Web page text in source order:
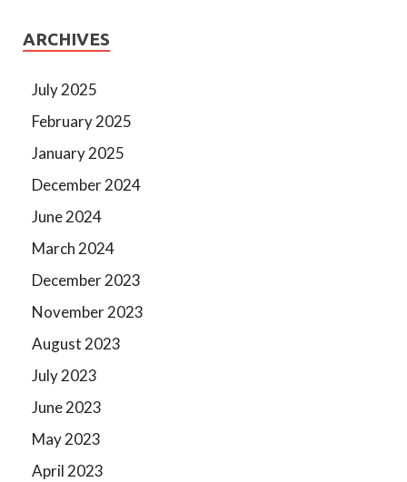
ARCHIVES
July 2025
February 2025
January 2025
December 2024
June 2024
March 2024
December 2023
November 2023
August 2023
July 2023
June 2023
May 2023
April 2023